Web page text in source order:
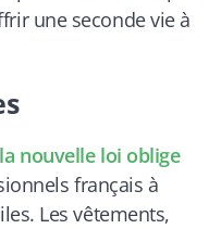
une seconde vie à
la nouvelle loi oblige
français à
Les vêtements,